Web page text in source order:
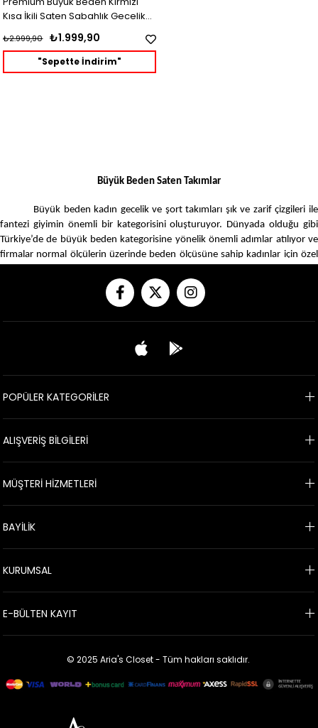
Kısa İkili Saten Sabahlık Gecelik
₺1.999,90
₺2.999,90
"Sepette İndirim"
Büyük Beden Saten Takımlar
Büyük beden kadın gecelik ve şort takımları şık ve zarif çizgileri ile
fantezi giyimin önemli bir kategorisini oluşturuyor. Dünyada olduğu gibi
Türkiye’de de büyük beden kategorisine yönelik önemli adımlar atılıyor ve
firmalar normal ölçülerin üzerinde beden ölçüsüne sahip kadınlar için özel
pijama ve babydoll şort takımı kullanma hakkı vardır ve onlar da
partnerlerine daha şık ve zarif görünmeyi arzularlar. Büyük beden saten
beğenisine sunulmuştur. Siz de kendi beden ölçünüze uygun
ve gecelik, pijama setleri için
ziyaret edebilir, beğendiğiniz ürüne hızlı teslimat ve gizli paketleme imkanı
Büyük Beden Babydoll Şort Takımı Modelleri
Her kadın gibi büyük beden kadınlar da istedikleri iç giyim ürününü
kadınların olduğu gibi kilo problemi olan kadınların da hakkı. Saten büyük
beden babydoll şort takımı farklı renk seçenekleri ile kadınlara kendileri ile
olan şortlu takımlarda kırmızı, siyah, beyaz renklerin hakimiyetine son
veren ara renklerin kullanılması kadınlara kendi tarzlarını yansıtma fırsatı
büyük
arasında en çok kullanılan renkler. Ürünlerin 2XL,
3XL, 4XL bedenleri mevcut olup farklı beden yapısına sahip olan kadınlara
kendi beden yapılarına uygun modeli seçme fırsatı sunuyor.
Büyük Beden Saten Gecelik Gecelik Modelleri
Büyük beden kadınlar için üretilen gecelik takımlarında da satenin
zarafeti ön plana çıkıyor. Tek parça saten geceliklerin yanında ikili gecelik
setleri büyük beden kadınlara özel anlarını ölümsüz kılma fırsatı sunuyor.
tasarımları ile kadınlara aradıkları konforu sunuyor. Oldukça rahat bir
POPÜLER KATEGORİLER
ALIŞVERİŞ BİLGİLERİ
MÜŞTERİ HİZMETLERİ
BAYİLİK
KURUMSAL
E-BÜLTEN KAYIT
© 2025 Aria's Closet - Tüm hakları saklıdır.